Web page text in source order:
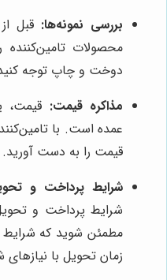
بررسی نمونه‌ها: قبل
محصولات تامین‌کننده
دوخت و چاپ توجه
مذاکره قیمت: قیمت،
عمده است. با
قیمت را به دست آورید.
شرایط پرداخت و
شرایط پرداخت و
مطمئن شوید که
زمان تحویل با